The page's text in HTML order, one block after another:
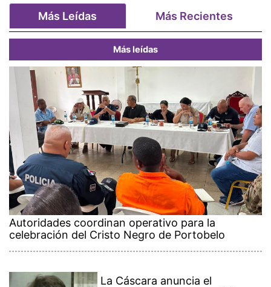
Más Leídas Más Recientes
Más leídas
Autoridades coordinan operativo para la
celebración del Cristo Negro de Portobelo
La Cáscara anuncia el